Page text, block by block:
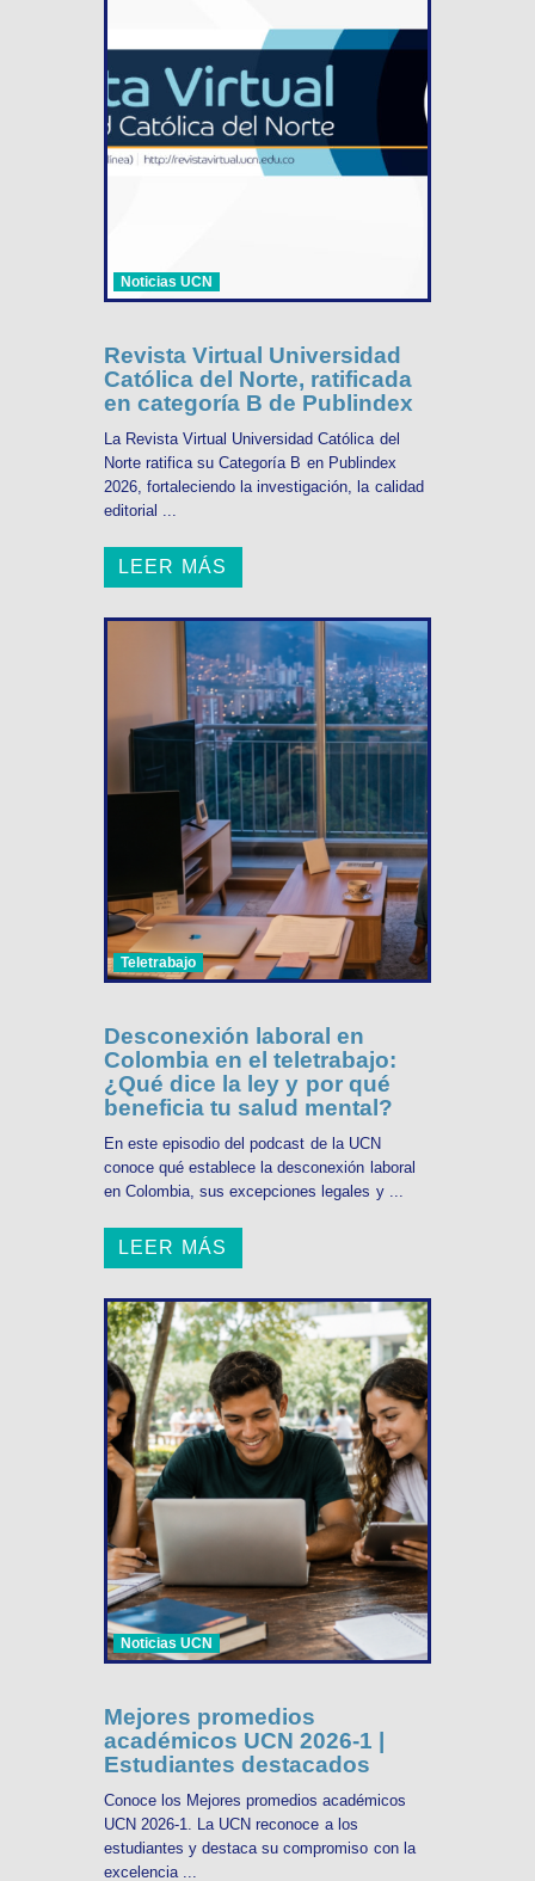
Noticias UCN
Revista Virtual Universidad
Católica del Norte, ratificada
en categoría B de Publindex
La Revista Virtual Universidad Católica del
Norte ratifica su Categoría B en Publindex
2026, fortaleciendo la investigación, la calidad
editorial ...
LEER MÁS
Teletrabajo
Desconexión laboral en
Colombia en el teletrabajo:
¿Qué dice la ley y por qué
beneficia tu salud mental?
En este episodio del podcast de la UCN
conoce qué establece la desconexión laboral
en Colombia, sus excepciones legales y ...
LEER MÁS
Noticias UCN
Mejores promedios
académicos UCN 2026-1 |
Estudiantes destacados
Conoce los Mejores promedios académicos
UCN 2026-1. La UCN reconoce a los
estudiantes y destaca su compromiso con la
excelencia ...